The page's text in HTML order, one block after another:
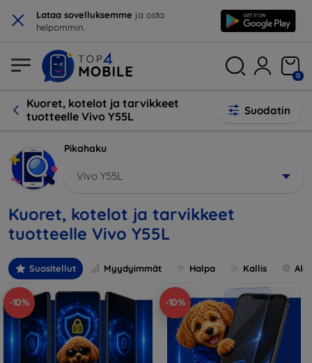
× Lataa sovelluksemme ja osta
helpommin.
0
Kuoret, kotelot ja tarvikkeet
tuotteelle Vivo Y55L
Suodatin
Pikahaku
Vivo Y55L
Kuoret, kotelot ja tarvikkeet
tuotteelle Vivo Y55L
Suositellut Myydyimmät Halpa Kallis
-10% -10%